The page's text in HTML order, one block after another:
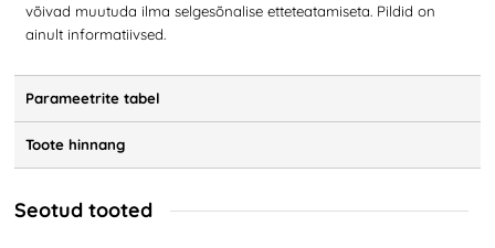
võivad muutuda ilma selgesõnalise etteteatamiseta. Pildid on
ainult informatiivsed.
Parameetrite tabel
Toote hinnang
Seotud tooted